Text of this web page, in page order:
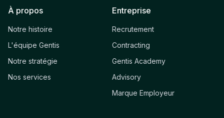
À propos
Notre histoire
L'équipe Gentis
Notre stratégie
Nos services
Entreprise
Recrutement
Contracting
Gentis Academy
Advisory
Marque Employeur